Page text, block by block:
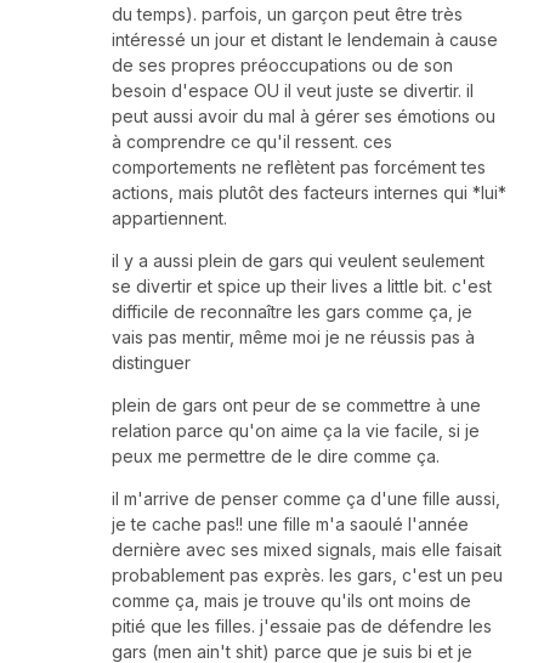
du temps). parfois, un garçon peut être très
intéressé un jour et distant le lendemain à cause
de ses propres préoccupations ou de son
besoin d'espace OU il veut juste se divertir. il
peut aussi avoir du mal à gérer ses émotions ou
à comprendre ce qu'il ressent. ces
comportements ne reflètent pas forcément tes
actions, mais plutôt des facteurs internes qui *lui*
appartiennent.
il y a aussi plein de gars qui veulent seulement
se divertir et spice up their lives a little bit. c'est
difficile de reconnaître les gars comme ça, je
vais pas mentir, même moi je ne réussis pas à
distinguer
plein de gars ont peur de se commettre à une
relation parce qu'on aime ça la vie facile, si je
peux me permettre de le dire comme ça.
il m'arrive de penser comme ça d'une fille aussi,
je te cache pas!! une fille m'a saoulé l'année
dernière avec ses mixed signals, mais elle faisait
probablement pas exprès. les gars, c'est un peu
comme ça, mais je trouve qu'ils ont moins de
pitié que les filles. j'essaie pas de défendre les
gars (men ain't shit) parce que je suis bi et je